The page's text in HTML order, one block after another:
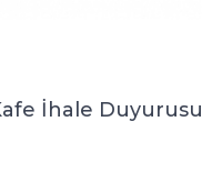
İhale Duyurusu